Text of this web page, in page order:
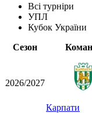
Всі турніри
УПЛ
Кубок України
Сезон
2026/2027
Карпати